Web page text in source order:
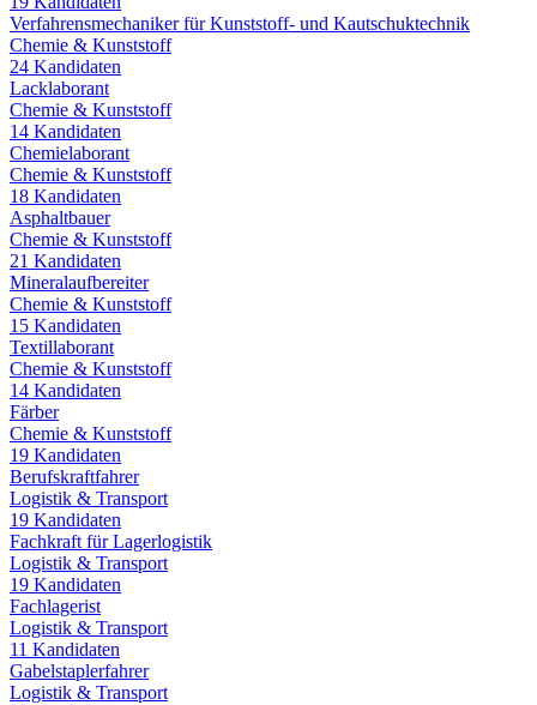
Verfahrensmechaniker für Kunststoff- und Kautschuktechnik
Chemie & Kunststoff
24 Kandidaten
Lacklaborant
Chemie & Kunststoff
14 Kandidaten
Chemielaborant
Chemie & Kunststoff
18 Kandidaten
Asphaltbauer
Chemie & Kunststoff
21 Kandidaten
Mineralaufbereiter
Chemie & Kunststoff
15 Kandidaten
Textillaborant
Chemie & Kunststoff
14 Kandidaten
Färber
Chemie & Kunststoff
19 Kandidaten
Berufskraftfahrer
Logistik & Transport
19 Kandidaten
Fachkraft für Lagerlogistik
Logistik & Transport
19 Kandidaten
Fachlagerist
Logistik & Transport
11 Kandidaten
Gabelstaplerfahrer
Logistik & Transport